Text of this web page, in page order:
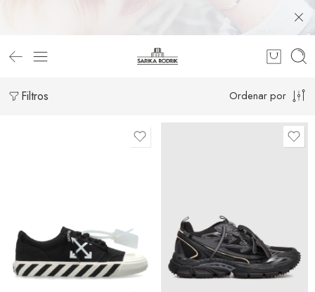
Filtros Ordenar por
40
41
42
40
41
42